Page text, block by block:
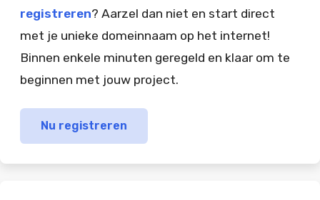
registreren? Aarzel dan niet en start direct
met je unieke domeinnaam op het internet!
Binnen enkele minuten geregeld en klaar om te
beginnen met jouw project.
Nu registreren